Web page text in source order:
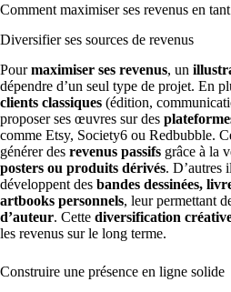
Comment maximiser ses revenus en
Diversifier ses sources de revenus
Pourmaximiser ses revenus, un
dépendre d’un seul type de projet. En
clients classiques (édition,
proposer ses œuvres sur des
comme Etsy, Society6 ou Redbubble.
générer des revenus passifs grâce à la
posters ou produits dérivés. D’autres
développent des bandes dessinées,
artbooks personnels, leur permettant
d’auteur. Cette diversification
les revenus sur le long terme.
Construire une présence en ligne solide